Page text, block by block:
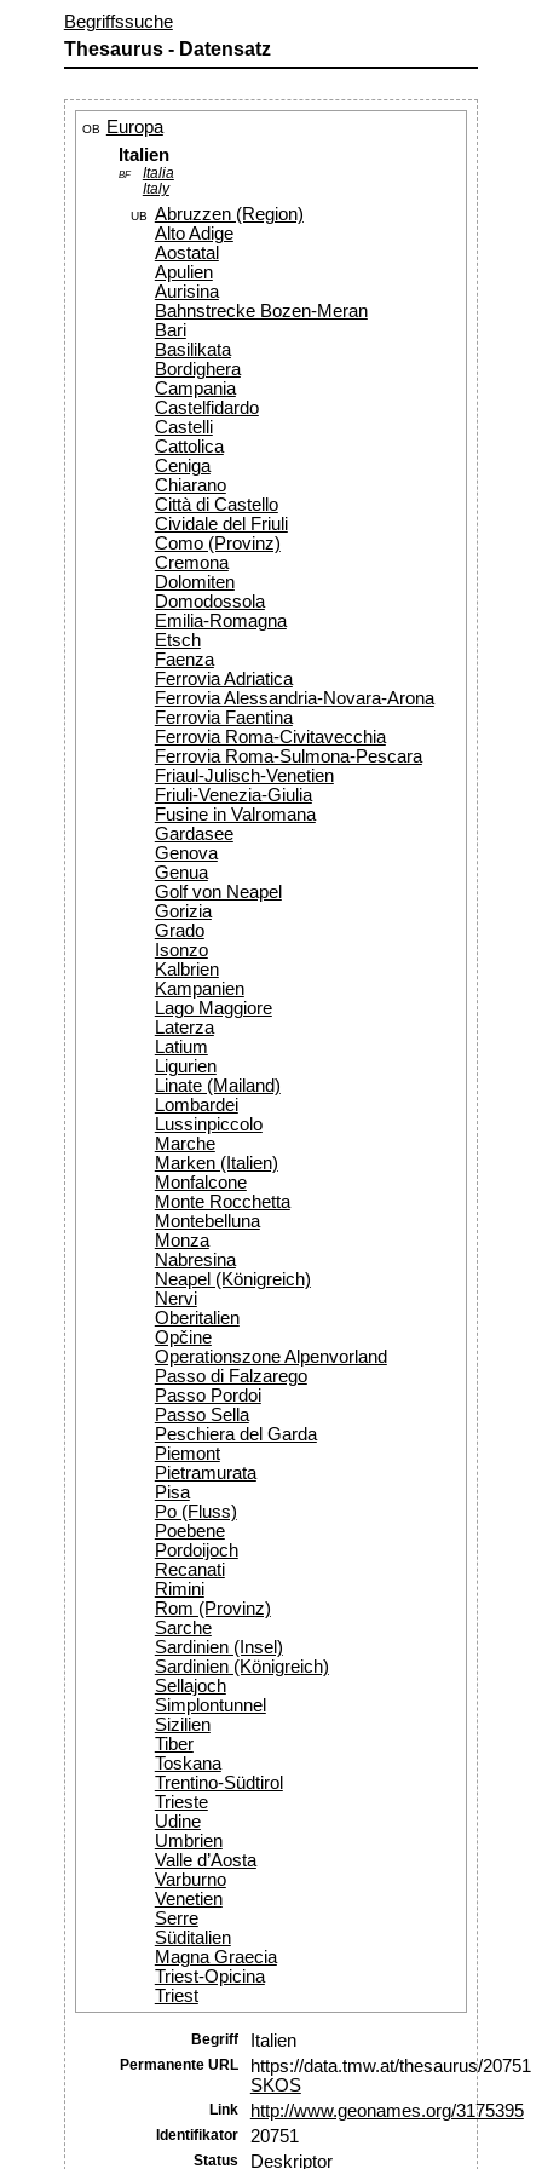
Begriffssuche
Thesaurus - Datensatz
OB
Europa
Italien
BF
Italia
Italy
UB
Abruzzen (Region)
Alto Adige
Aostatal
Apulien
Aurisina
Bahnstrecke Bozen-Meran
Bari
Basilikata
Bordighera
Campania
Castelfidardo
Castelli
Cattolica
Ceniga
Chiarano
Città di Castello
Cividale del Friuli
Como (Provinz)
Cremona
Dolomiten
Domodossola
Emilia-Romagna
Etsch
Faenza
Ferrovia Adriatica
Ferrovia Alessandria-Novara-Arona
Ferrovia Faentina
Ferrovia Roma-Civitavecchia
Ferrovia Roma-Sulmona-Pescara
Friaul-Julisch-Venetien
Friuli-Venezia-Giulia
Fusine in Valromana
Gardasee
Genova
Genua
Golf von Neapel
Gorizia
Grado
Isonzo
Kalbrien
Kampanien
Lago Maggiore
Laterza
Latium
Ligurien
Linate (Mailand)
Lombardei
Lussinpiccolo
Marche
Marken (Italien)
Monfalcone
Monte Rocchetta
Montebelluna
Monza
Nabresina
Neapel (Königreich)
Nervi
Oberitalien
Opčine
Operationszone Alpenvorland
Passo di Falzarego
Passo Pordoi
Passo Sella
Peschiera del Garda
Piemont
Pietramurata
Pisa
Po (Fluss)
Poebene
Pordoijoch
Recanati
Rimini
Rom (Provinz)
Sarche
Sardinien (Insel)
Sardinien (Königreich)
Sellajoch
Simplontunnel
Sizilien
Tiber
Toskana
Trentino-Südtirol
Trieste
Udine
Umbrien
Valle d’Aosta
Varburno
Venetien
Serre
Süditalien
Magna Graecia
Triest-Opicina
Triest
Begriff Italien
Permanente URL
https://data.tmw.at/thesaurus/20751
SKOS
Link http://www.geonames.org/3175395
Identifikator 20751
Status Deskriptor